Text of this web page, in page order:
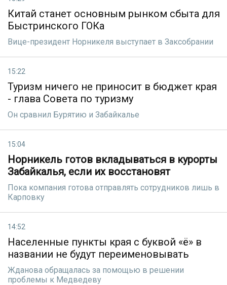
Китай станет основным рынком сбыта для
Быстринского ГОКа
Вице-президент Норникеля выступает в Заксобрании
15:22
Туризм ничего не приносит в бюджет края
- глава Совета по туризму
Он сравнил Бурятию и Забайкалье
15:04
Норникель готов вкладываться в курорты
Забайкалья, если их восстановят
Пока компания готова отправлять сотрудников лишь в
Карповку
14:52
Населенные пункты края с буквой «ё» в
названии не будут переименовывать
Жданова обращалась за помощью в решении
проблемы к Медведеву